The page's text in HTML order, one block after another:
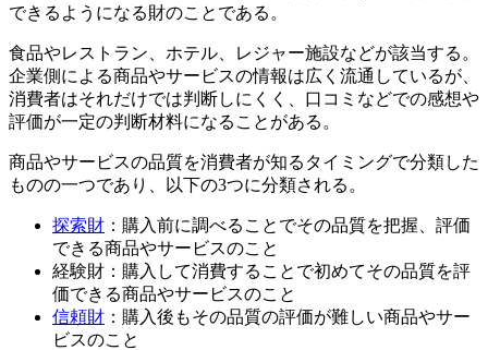
できるようになる財のことである。
食品やレストラン、ホテル、レジャー施設などが該当する。
企業側による商品やサービスの情報は広く流通しているが、
消費者はそれだけでは判断しにくく、口コミなどでの感想や
評価が一定の判断材料になることがある。
商品やサービスの品質を消費者が知るタイミングで分類した
ものの一つであり、以下の3つに分類される。
探索財 ：購入前に調べることでその品質を把握、評価
できる商品やサービスのこと
経験財：購入して消費することで初めてその品質を評
価できる商品やサービスのこと
信頼財 ：購入後もその品質の評価が難しい商品やサー
ビスのこと